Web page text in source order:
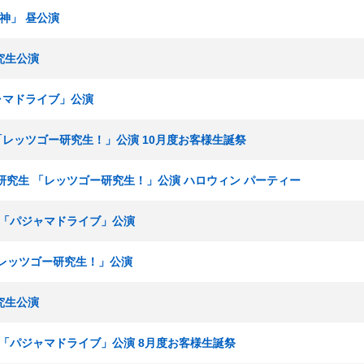
」 昼公演
生公演
ドライブ」公演
ッツゴー研究生！」公演 10月度お客様生誕祭
生 「レッツゴー研究生！」公演 ハロウィン パーティー
パジャマドライブ」公演
ッツゴー研究生！」公演
生公演
パジャマドライブ」公演 8月度お客様生誕祭